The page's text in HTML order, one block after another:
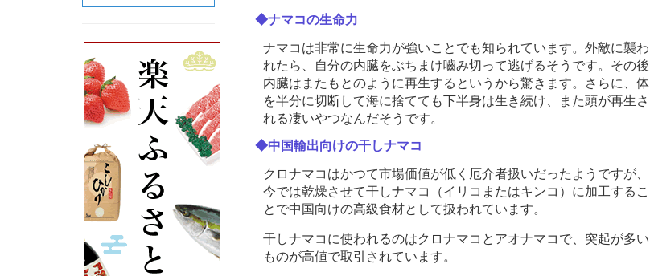
◆ナマコの生命力
ナマコは非常に生命力が強いことでも知られています。外敵に襲わ
れたら、自分の内臓をぶちまけ嚙み切って逃げるそうです。その後
内臓はまたもとのように再生するというから驚きます。さらに、体
を半分に切断して海に捨てても下半身は生き続け、また頭が再生さ
れる凄いやつなんだそうです。
◆中国輸出向けの干しナマコ
クロナマコはかつて市場価値が低く厄介者扱いだったようですが、
今では乾燥させて干しナマコ（イリコまたはキンコ）に加工するこ
とで中国向けの高級食材として扱われています。
干しナマコに使われるのはクロナマコとアオナマコで、突起が多い
ものが高値で取引されています。